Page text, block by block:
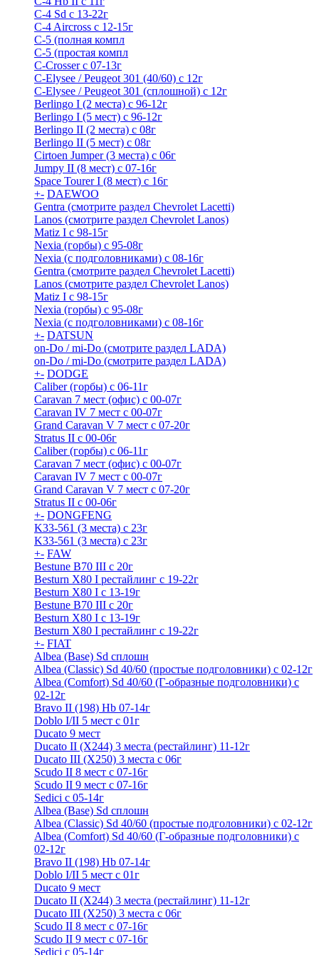
C-4 Sd c 13-22г
C-4 Airсross с 12-15г
С-5 (полная компл
С-5 (простая компл
C-Crosser с 07-13г
C-Elysee / Peugeot 301 (40/60) с 12г
C-Elysee / Peugeot 301 (сплошной) с 12г
Berlingo I (2 места) с 96-12г
Berlingo I (5 мест) с 96-12г
Berlingo II (2 места) с 08г
Berlingo II (5 мест) с 08г
Cirtoen Jumper (3 места) с 06г
Jumpy II (8 мест) с 07-16г
Space Tourer I (8 мест) с 16г
+- DAEWOO
Gentra (смотрите раздел Chevrolet Lacetti)
Lanos (смотрите раздел Chevrolet Lanos)
Matiz I с 98-15г
Nexia (горбы) с 95-08г
Nexia (с подголовниками) с 08-16г
Gentra (смотрите раздел Chevrolet Lacetti)
Lanos (смотрите раздел Chevrolet Lanos)
Matiz I с 98-15г
Nexia (горбы) с 95-08г
Nexia (с подголовниками) с 08-16г
+- DATSUN
on-Do / mi-Do (смотрите раздел LADA)
on-Do / mi-Do (смотрите раздел LADA)
+- DODGE
Caliber (горбы) с 06-11г
Caravan 7 мест (офис) с 00-07г
Caravan IV 7 мест с 00-07г
Grand Caravan V 7 мест с 07-20г
Stratus II с 00-06г
Caliber (горбы) с 06-11г
Caravan 7 мест (офис) с 00-07г
Caravan IV 7 мест с 00-07г
Grand Caravan V 7 мест с 07-20г
Stratus II с 00-06г
+- DONGFENG
K33-561 (3 места) с 23г
K33-561 (3 места) с 23г
+- FAW
Bestune B70 III с 20г
Besturn X80 I рестайлинг с 19-22г
Besturn X80 I с 13-19г
Bestune B70 III с 20г
Besturn X80 I с 13-19г
Besturn X80 I рестайлинг с 19-22г
+- FIAT
Albea (Base) Sd сплошн
Albea (Classic) Sd 40/60 (простые подголовники) с 02-12г
Albea (Comfort) Sd 40/60 (Г-образные подголовники) с
02-12г
Bravo II (198) Hb 07-14г
Doblo I/II 5 мест с 01г
Ducato 9 мест
Ducato II (Х244) 3 места (рестайлинг) 11-12г
Ducato III (Х250) 3 места с 06г
Scudo II 8 мест с 07-16г
Scudo II 9 мест с 07-16г
Sedici c 05-14г
Albea (Base) Sd сплошн
Albea (Classic) Sd 40/60 (простые подголовники) с 02-12г
Albea (Comfort) Sd 40/60 (Г-образные подголовники) с
02-12г
Bravo II (198) Hb 07-14г
Doblo I/II 5 мест с 01г
Ducato 9 мест
Ducato II (Х244) 3 места (рестайлинг) 11-12г
Ducato III (Х250) 3 места с 06г
Scudo II 8 мест с 07-16г
Scudo II 9 мест с 07-16г
Sedici c 05-14г